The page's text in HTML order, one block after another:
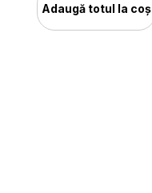
Adaugă totul la coș